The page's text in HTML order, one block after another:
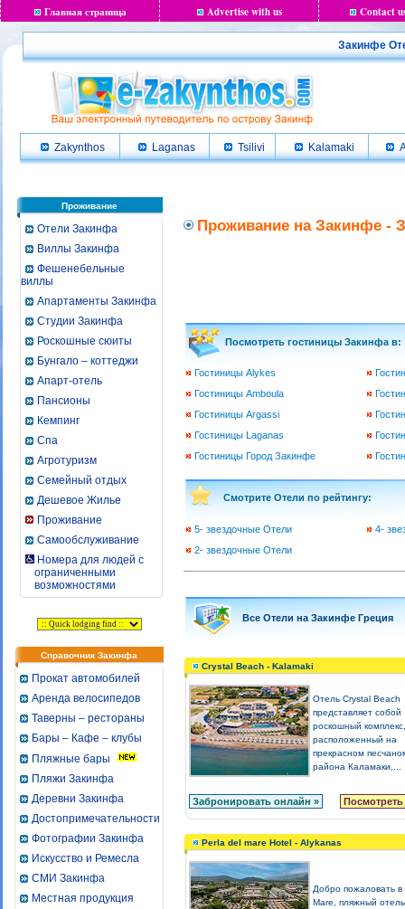
Главная страница Advertise with us Contact
Закинфе
Zakynthos Laganas Tsilivi Kalamaki
Проживание
Отели Закинфа
Виллы Закинфа
Фешенебельные
виллы
Апартаменты Закинфа
Студии Закинфа
Роскошные сюиты
Бунгало – коттеджи
Апарт-отель
Пансионы
Кемпинг
Спа
Агротуризм
Семейный отдых
Дешевое Жилье
Проживание
Самообслуживание
Номера для людей с
ограниченными
возможностями
Справочник Закинфа
Прокат автомобилей
Аренда велосипедов
Таверны – рестораны
Бары – Кафе – клубы
Пляжные бары
Пляжи Закинфа
Деревни Закинфа
Достопримечательности
Фотографии Закинфа
Искусство и Ремесла
СМИ Закинфа
Местная продукция
Проживание на Закинфе -
Посмотреть гостиницы Закинфа в:
Гостиницы Alykes
Гостиницы Amboula
Гостиницы Argassi
Гостиницы Laganas
Гостиницы Город Закинфе
Смотрите Отели по рейтингу:
5- звездочные Отели
4-
2- звездочные Отели
Все Отели на Закинфе Греция
Crystal Beach - Kalamaki
Отель Crystal Beach
представляет собой
роскошный комплекс,
расположенный на
прекрасном
района Каламаки,...
Забронировать онлайн »
Perla del mare Hotel - Alykanas
Добро пожаловать в
Mare, пляжный